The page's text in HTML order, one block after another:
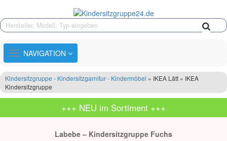
TOGGLE
NAVIGATION
NAVIGATION
Kindersitzgruppe - Kindersitzgarnitur - Kindermöbel » IKEA Lätt » IKEA
Kindersitzgruppe
+++ NEU im Sortiment +++
Labebe – Kindersitzgruppe Fuchs